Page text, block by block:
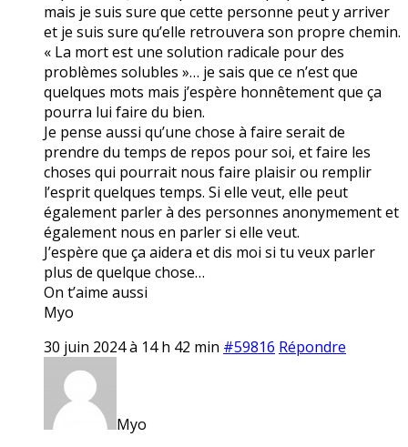
mais je suis sure que cette personne peut y arriver
et je suis sure qu’elle retrouvera son propre chemin.
« La mort est une solution radicale pour des
problèmes solubles »… je sais que ce n’est que
quelques mots mais j’espère honnêtement que ça
pourra lui faire du bien.
Je pense aussi qu’une chose à faire serait de
prendre du temps de repos pour soi, et faire les
choses qui pourrait nous faire plaisir ou remplir
l’esprit quelques temps. Si elle veut, elle peut
également parler à des personnes anonymement et
également nous en parler si elle veut.
J’espère que ça aidera et dis moi si tu veux parler
plus de quelque chose…
On t’aime aussi
Myo
30 juin 2024 à 14 h 42 min #59816 Répondre
Myo